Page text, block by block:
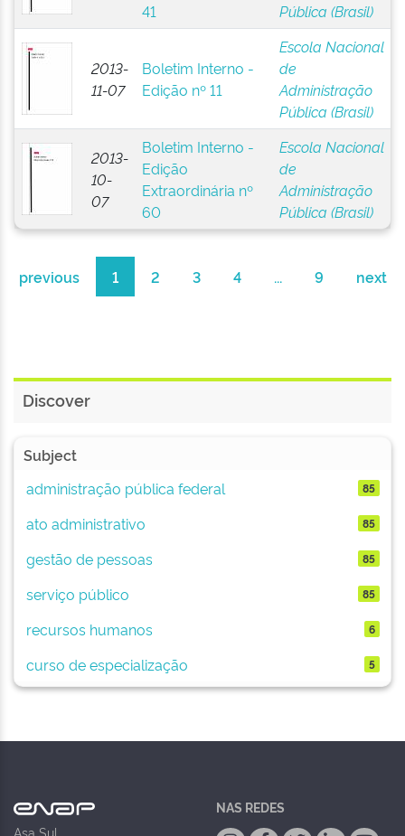
41
Pública (Brasil)
2013-
11-07
Boletim Interno -
Edição nº 11
Escola Nacional
de
Administração
Pública (Brasil)
2013-
10-
07
Boletim Interno -
Edição
Extraordinária nº
60
Escola Nacional
de
Administração
Pública (Brasil)
previous 1 2 3 4 ... 9 next
Discover
Subject
administração pública federal
85
ato administrativo 85
gestão de pessoas 85
serviço público 85
recursos humanos 6
curso de especialização 5
Asa Sul
NAS REDES